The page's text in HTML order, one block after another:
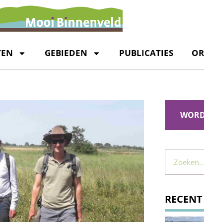
GEBIEDEN PUBLICATIES